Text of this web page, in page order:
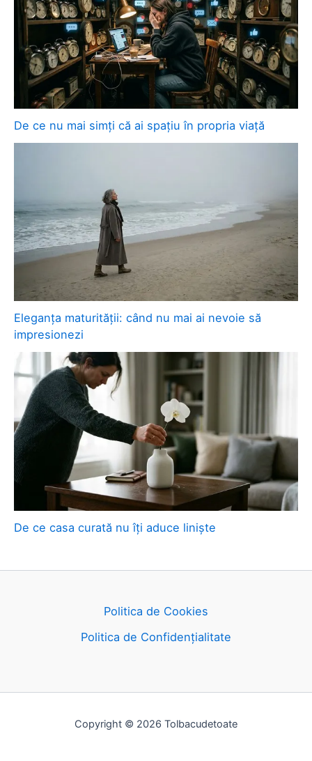
De ce nu mai simți că ai spațiu în propria viață
Eleganța maturității: când nu mai ai nevoie să
impresionezi
De ce casa curată nu îți aduce liniște
Politica de Cookies
Politica de Confidențialitate
Copyright © 2026 Tolbacudetoate